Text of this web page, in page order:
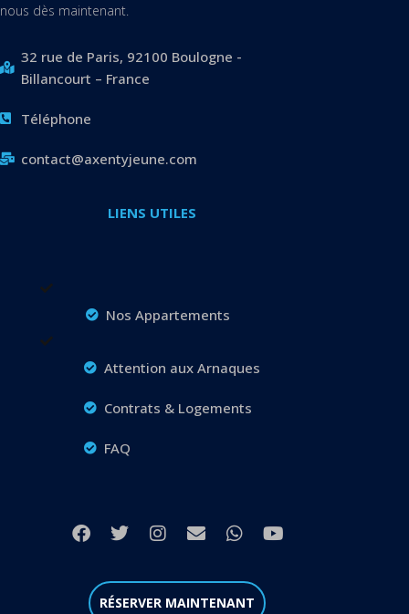
nous dès maintenant.
32 rue de Paris, 92100 Boulogne -
Billancourt – France
Téléphone
contact@axentyjeune.com
LIENS UTILES
Nos Appartements
Attention aux Arnaques
Contrats & Logements
FAQ
RÉSERVER MAINTENANT